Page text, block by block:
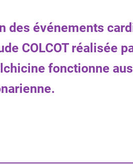
des événements
COLCOT réalisée
fonctionne